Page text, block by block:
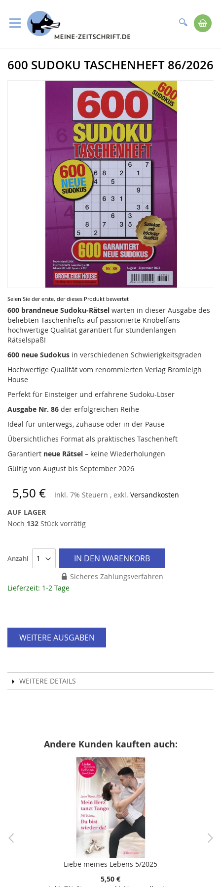
Suche
zum
Inhalt
Seien Sie der erste, der dieses Produkt bewertet
600 brandneue Sudoku-Rätsel warten in dieser Ausgabe des
beliebten Taschenhefts auf passionierte Knobelfans –
hochwertige Qualität garantiert für stundenlangen
Rätselspaß!
600 neue Sudokus in verschiedenen Schwierigkeitsgraden
Hochwertige Qualität vom renommierten Verlag Bromleigh
House
Perfekt für Einsteiger und erfahrene Sudoku-Löser
Ausgabe Nr. 86 der erfolgreichen Reihe
Ideal für unterwegs, zuhause oder in der Pause
Übersichtliches Format als praktisches Taschenheft
Garantiert neue Rätsel – keine Wiederholungen
Gültig von August bis September 2026
5,50 € Inkl. 7% Steuern , exkl. Versandkosten
AUF LAGER
Noch 132 Stück vorrätig
Anzahl IN DEN WARENKORB
Sicheres Zahlungsverfahren
Lieferzeit: 1-2 Tage
WEITERE AUSGABEN
WEITERE DETAILS
Zum
600 SUDOKU TASCHENHEFT 86/2026
Zum
Anfang
der
Bildergalerie
springen
Andere Kunden kauften auch:
Liebe meines Lebens 5/2025
5,50 €